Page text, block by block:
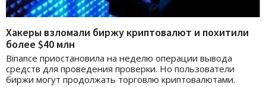
Хакеры взломали биржу криптовалют и похитили
более $40 млн
Binance приостановила на неделю операции вывода
средств для проведения проверки. Но пользователи
биржи могут продолжать торговлю криптовалютами.